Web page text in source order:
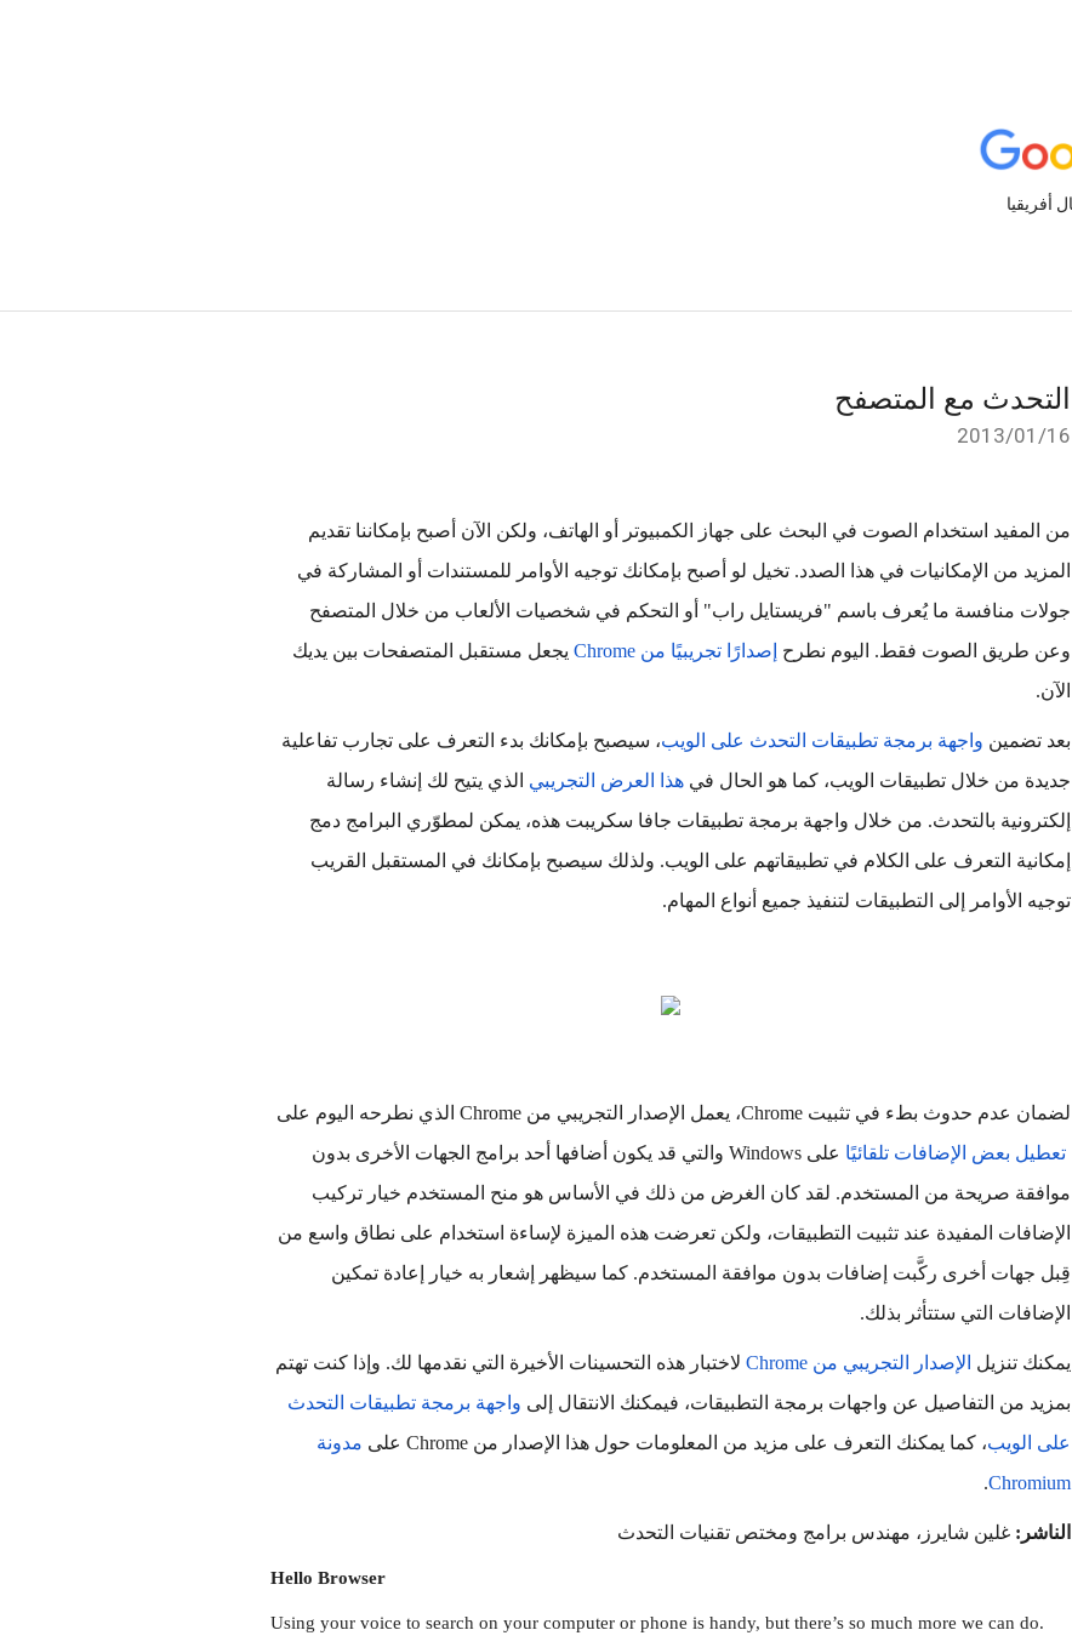
التحدث مع المتصفح
16‏/01‏/2013
وعن طريق الصوت فقط. اليوم نطرح إصدارًا تجريبيًا من Chrome
الآن.
بعد تضمين واجهة برمجة تطبيقات التحدث على الويب
جديدة من خلال تطبيقات الويب، كما هو الحال في هذا العرض التجريبي
توجيه الأوامر إلى التطبيقات لتنفيذ جميع أنواع المهام.
لضمان عدم حدوث بطء في تثبيت Chrome، يعمل الإصدار التجريبي من Chrome الذي نطرحه اليوم على
تعطيل بعض الإضافات تلقائيًا
الإضافات التي ستتأثر بذلك.
يمكنك تنزيل الإصدار التجريبي من Chrome
بمزيد من التفاصيل عن واجهات برمجة التطبيقات، فيمكنك الانتقال إلى
على الويب، كما يمكنك التعرف على مزيد من المعلومات حول هذا الإصدار من Chrome على
Chromium
.
الناشر: غلين شايرز، مهندس برامج ومختص تقنيات التحدث
Hello Browser
Using your voice to search on your computer or phone is handy, but there’s so much more we can do.